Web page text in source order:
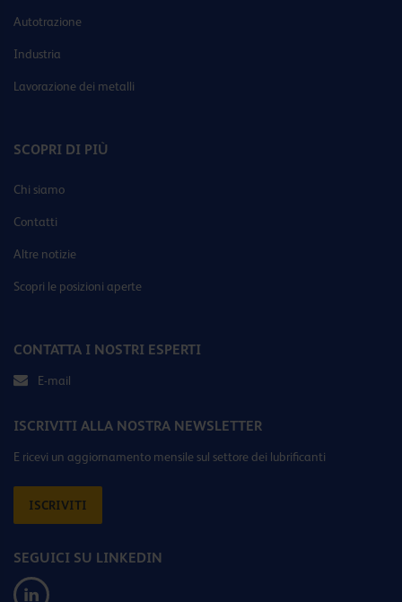
Autotrazione
Industria
Lavorazione dei metalli
SCOPRI DI PIÙ
Chi siamo
Contatti
Altre notizie
Scopri le posizioni aperte
CONTATTA I NOSTRI ESPERTI
E-mail
ISCRIVITI ALLA NOSTRA NEWSLETTER
E ricevi un aggiornamento mensile sul settore dei lubrificanti
ISCRIVITI
SEGUICI SU LINKEDIN